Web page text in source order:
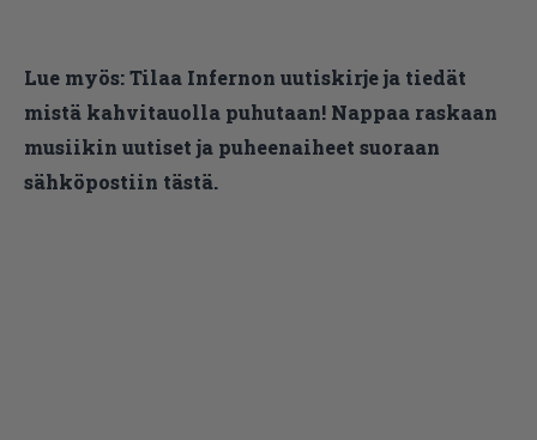
Lue myös:Tilaa Infernon uutiskirje ja tiedät
mistä kahvitauolla puhutaan! Nappaa raskaan
musiikin uutiset ja puheenaiheet suoraan
sähköpostiin tästä.